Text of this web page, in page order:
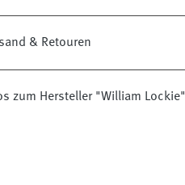
& Retouren
zum Hersteller "William Lockie"